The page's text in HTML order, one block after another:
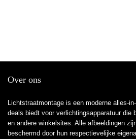
Over ons
Lichtstraatmontage is een moderne alles-
deals biedt voor verlichtingsapparatuur die
en andere winkelsites. Alle afbeeldingen
beschermd door hun respectievelijke